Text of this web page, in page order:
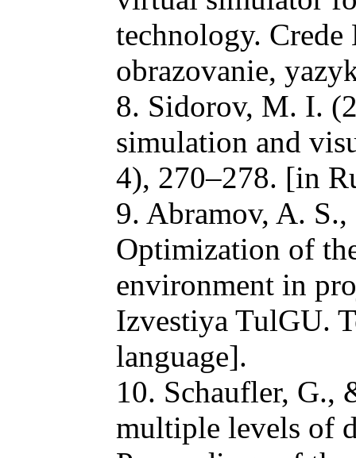
technology.
obrazovanie,
8. Sidorov, M. I.
simulation and
4), 270–278. [in
9. Abramov, A.
Optimization of
environment in
Izvestiya TulGU.
language].
10. Schaufler, G.,
multiple levels of